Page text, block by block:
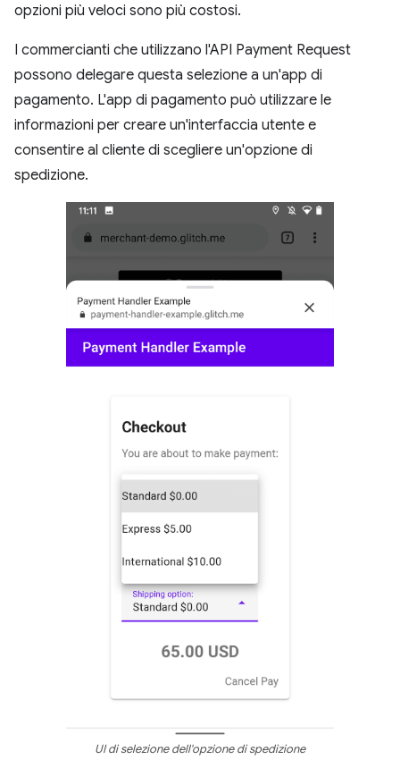
opzioni più veloci sono più costosi.
I commercianti che utilizzano l'API Payment Request
possono delegare questa selezione a un'app di
pagamento. L'app di pagamento può utilizzare le
informazioni per creare un'interfaccia utente e
consentire al cliente di scegliere un'opzione di
spedizione.
UI di selezione dell'opzione di spedizione